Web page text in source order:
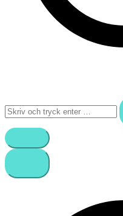
Sök
efter: